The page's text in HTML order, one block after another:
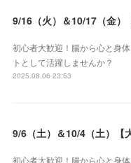
初心者大歓迎！腸から心と身
トとして活躍しませんか？
2025.08.06 23:53
初心者大歓迎！腸から心と身